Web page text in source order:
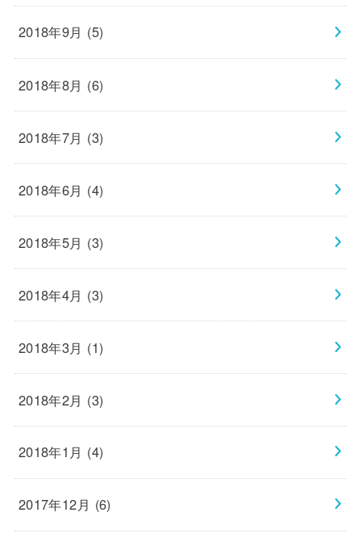
2018年9月 (5)
2018年8月 (6)
2018年7月 (3)
2018年6月 (4)
2018年5月 (3)
2018年4月 (3)
2018年3月 (1)
2018年2月 (3)
2018年1月 (4)
2017年12月 (6)